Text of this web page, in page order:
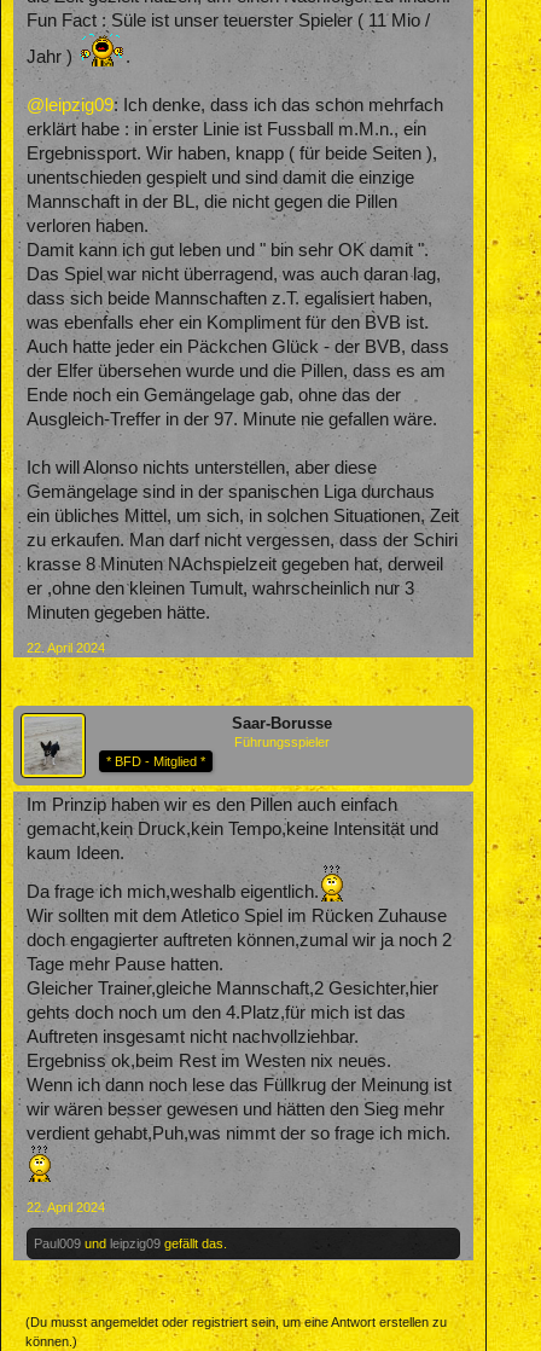
Fun Fact : Süle ist unser teuerster Spieler ( 11 Mio /
Jahr )
.
@leipzig09: Ich denke, dass ich das schon mehrfach
erklärt habe : in erster Linie ist Fussball m.M.n., ein
Ergebnissport. Wir haben, knapp ( für beide Seiten ),
unentschieden gespielt und sind damit die einzige
Mannschaft in der BL, die nicht gegen die Pillen
verloren haben.
Damit kann ich gut leben und " bin sehr OK damit ".
Das Spiel war nicht überragend, was auch daran lag,
dass sich beide Mannschaften z.T. egalisiert haben,
was ebenfalls eher ein Kompliment für den BVB ist.
Auch hatte jeder ein Päckchen Glück - der BVB, dass
der Elfer übersehen wurde und die Pillen, dass es am
Ende noch ein Gemängelage gab, ohne das der
Ausgleich-Treffer in der 97. Minute nie gefallen wäre.
Ich will Alonso nichts unterstellen, aber diese
Gemängelage sind in der spanischen Liga durchaus
ein übliches Mittel, um sich, in solchen Situationen, Zeit
zu erkaufen. Man darf nicht vergessen, dass der Schiri
krasse 8 Minuten NAchspielzeit gegeben hat, derweil
er ,ohne den kleinen Tumult, wahrscheinlich nur 3
Minuten gegeben hätte.
22. April 2024
Saar-Borusse
Führungsspieler
* BFD - Mitglied *
Im Prinzip haben wir es den Pillen auch einfach
gemacht,kein Druck,kein Tempo,keine Intensität und
kaum Ideen.
Da frage ich mich,weshalb eigentlich.
Wir sollten mit dem Atletico Spiel im Rücken Zuhause
doch engagierter auftreten können,zumal wir ja noch 2
Tage mehr Pause hatten.
Gleicher Trainer,gleiche Mannschaft,2 Gesichter,hier
gehts doch noch um den 4.Platz,für mich ist das
Auftreten insgesamt nicht nachvollziehbar.
Ergebniss ok,beim Rest im Westen nix neues.
Wenn ich dann noch lese das Füllkrug der Meinung ist
wir wären besser gewesen und hätten den Sieg mehr
verdient gehabt,Puh,was nimmt der so frage ich mich.
22. April 2024
Paul009 und leipzig09 gefällt das.
(Du musst angemeldet oder registriert sein, um eine Antwort erstellen zu
können.)